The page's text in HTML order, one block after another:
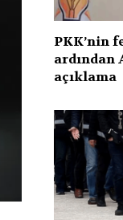
PKK’nin
ardından
açıklama